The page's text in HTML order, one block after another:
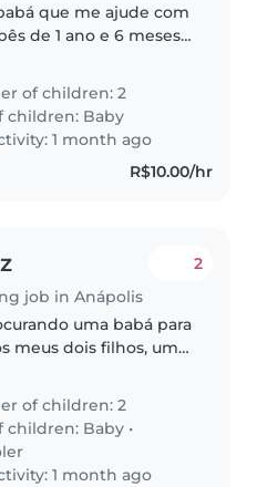
que me ajude com
de 1 ano e 6 meses
casa pra ajudar.
dia a dia, nas demandas
of children: 2
children: Baby
1 month ago
R$10.00/hr
job in Anápolis
2
uma babá para
meus dois filhos, um
possa cuidar deles
Casa , sempre no
Almoço estou em
of children: 2
children: Baby •
1 month ago